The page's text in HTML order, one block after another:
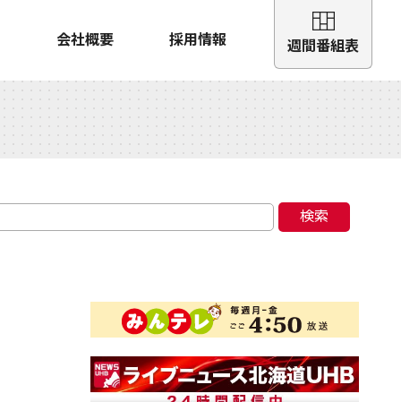
会社概要 採用情報 週間番組表
検索